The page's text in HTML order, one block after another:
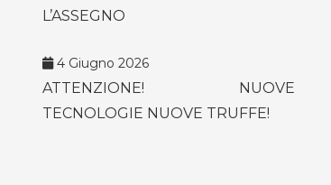
L’ASSEGNO
4 Giugno 2026
ATTENZIONE! NUOVE
TECNOLOGIE NUOVE TRUFFE!